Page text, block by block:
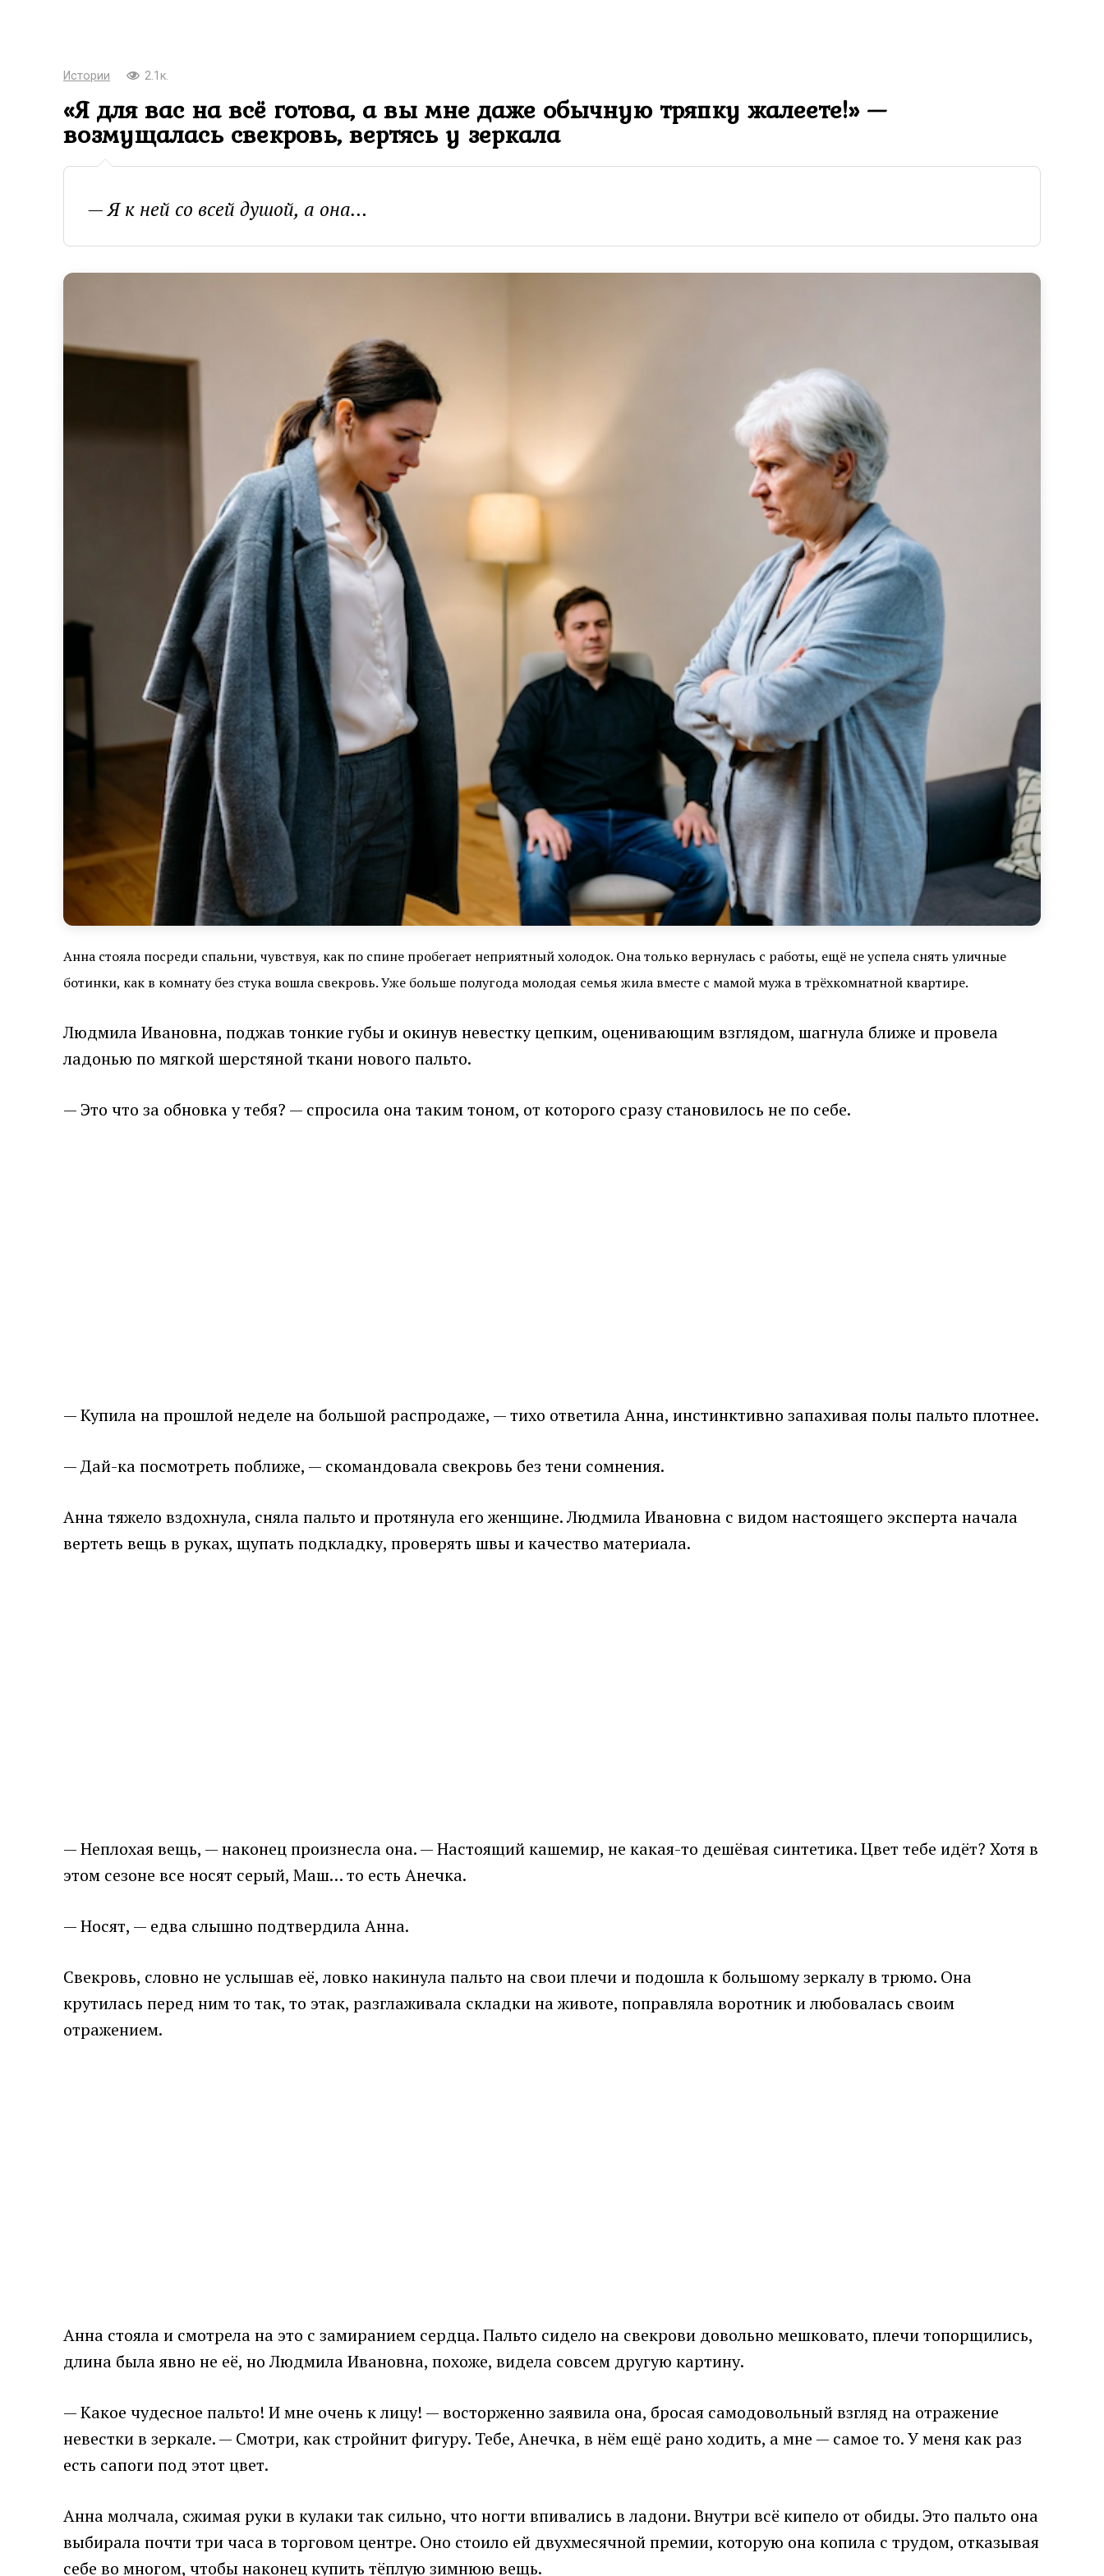
Истории 2.1к.
«Я для вас на всё готова, а вы мне даже обычную тряпку жалеете!» —
возмущалась свекровь, вертясь у зеркала
— Я к ней со всей душой, а она…
Анна стояла посреди спальни, чувствуя, как по спине пробегает неприятный холодок. Она только вернулась с работы, ещё не успела снять уличные
ботинки, как в комнату без стука вошла свекровь. Уже больше полугода молодая семья жила вместе с мамой мужа в трёхкомнатной квартире.
Людмила Ивановна, поджав тонкие губы и окинув невестку цепким, оценивающим взглядом, шагнула ближе и провела
ладонью по мягкой шерстяной ткани нового пальто.
— Это что за обновка у тебя? — спросила она таким тоном, от которого сразу становилось не по себе.
— Купила на прошлой неделе на большой распродаже, — тихо ответила Анна, инстинктивно запахивая полы пальто плотнее.
— Дай-ка посмотреть поближе, — скомандовала свекровь без тени сомнения.
Анна тяжело вздохнула, сняла пальто и протянула его женщине. Людмила Ивановна с видом настоящего эксперта начала
вертеть вещь в руках, щупать подкладку, проверять швы и качество материала.
— Неплохая вещь, — наконец произнесла она. — Настоящий кашемир, не какая-то дешёвая синтетика. Цвет тебе идёт? Хотя в
этом сезоне все носят серый, Маш… то есть Анечка.
— Носят, — едва слышно подтвердила Анна.
Свекровь, словно не услышав её, ловко накинула пальто на свои плечи и подошла к большому зеркалу в трюмо. Она
крутилась перед ним то так, то этак, разглаживала складки на животе, поправляла воротник и любовалась своим
отражением.
Анна стояла и смотрела на это с замиранием сердца. Пальто сидело на свекрови довольно мешковато, плечи топорщились,
длина была явно не её, но Людмила Ивановна, похоже, видела совсем другую картину.
— Какое чудесное пальто! И мне очень к лицу! — восторженно заявила она, бросая самодовольный взгляд на отражение
невестки в зеркале. — Смотри, как стройнит фигуру. Тебе, Анечка, в нём ещё рано ходить, а мне — самое то. У меня как раз
есть сапоги под этот цвет.
Анна молчала, сжимая руки в кулаки так сильно, что ногти впивались в ладони. Внутри всё кипело от обиды. Это пальто она
выбирала почти три часа в торговом центре. Оно стоило ей двухмесячной премии, которую она копила с трудом, отказывая
себе во многом, чтобы наконец купить тёплую зимнюю вещь.